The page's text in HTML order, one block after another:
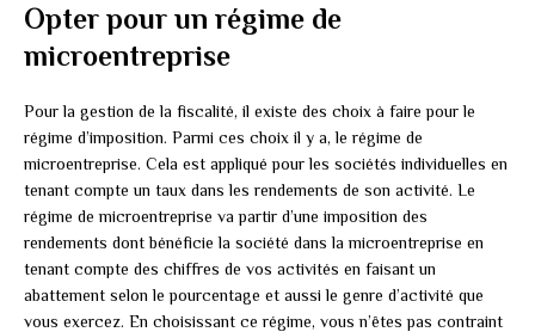
Opter pour un régime de
microentreprise
Pour la gestion de la fiscalité, il existe des choix à faire pour le
régime d’imposition. Parmi ces choix il y a, le régime de
microentreprise. Cela est appliqué pour les sociétés individuelles en
tenant compte un taux dans les rendements de son activité. Le
régime de microentreprise va partir d’une imposition des
rendements dont bénéficie la société dans la microentreprise en
tenant compte des chiffres de vos activités en faisant un
abattement selon le pourcentage et aussi le genre d’activité que
vous exercez. En choisissant ce régime, vous n’êtes pas contraint